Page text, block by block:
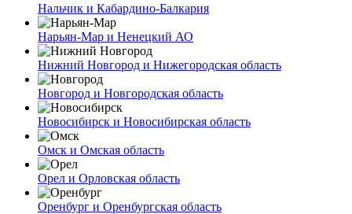
Нальчик и Кабардино-Балкария
Нарьян-Мар и Ненецкий АО
Нижний Новгород и Нижегородская область
Новгород и Новгородская область
Новосибирск и Новосибирская область
Омск и Омская область
Орел и Орловская область
Оренбург и Оренбургская область